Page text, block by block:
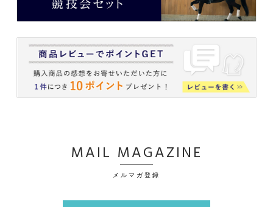
MAIL MAGAZINE
メルマガ登録